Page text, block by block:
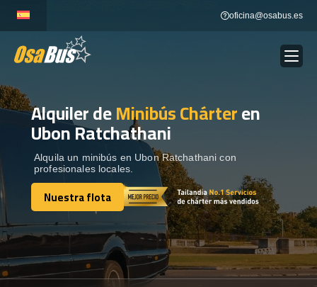
content
oficina@osabus.es
ALQUILER DE AUTOCARES Show dropdown
DESTINOS
RECORRIDAS Show dropdown
Alquiler deMinibús Chárteren
Ubon Ratchathani
Alquila un minibús en Ubon Ratchathani con
profesionales locales.
Nuestra flota
Nuestra flota